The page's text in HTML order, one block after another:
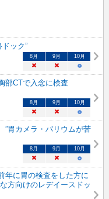
ック”
8月 9月 10月
× × ○
部CTで入念に検査
8月 9月 10月
× × ○
胃カメラ・バリウムが苦
8月 9月 10月
× × ○
年に胃の検査をした方に
方向けのレデイースドッ